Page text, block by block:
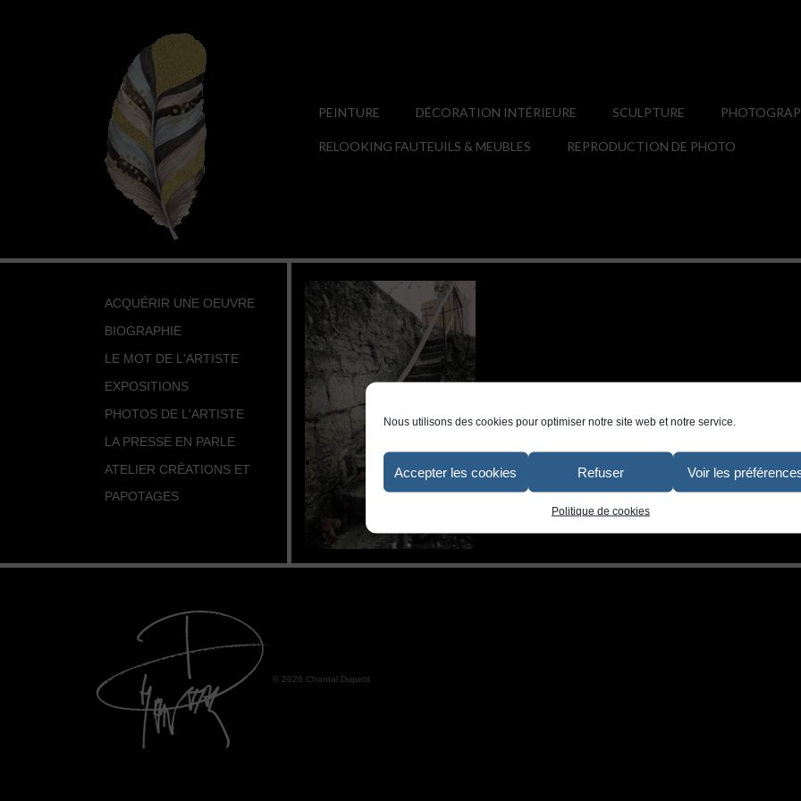
Nous utilisons des cookies pour optimiser notre site web et notre service.
Accepter les cookies Refuser Voir les
Politique de cookies
PEINTURE DÉCORATION INTÉRIEURE SCULPTURE
RELOOKING FAUTEUILS & MEUBLES REPRODUCTION DE PHOTO
ACQUÉRIR UNE OEUVRE
BIOGRAPHIE
LE MOT DE L'ARTISTE
EXPOSITIONS
PHOTOS DE L'ARTISTE
LA PRESSE EN PARLE
ATELIER CRÉATIONS ET
PAPOTAGES
© 2026 Chantal Dupetit